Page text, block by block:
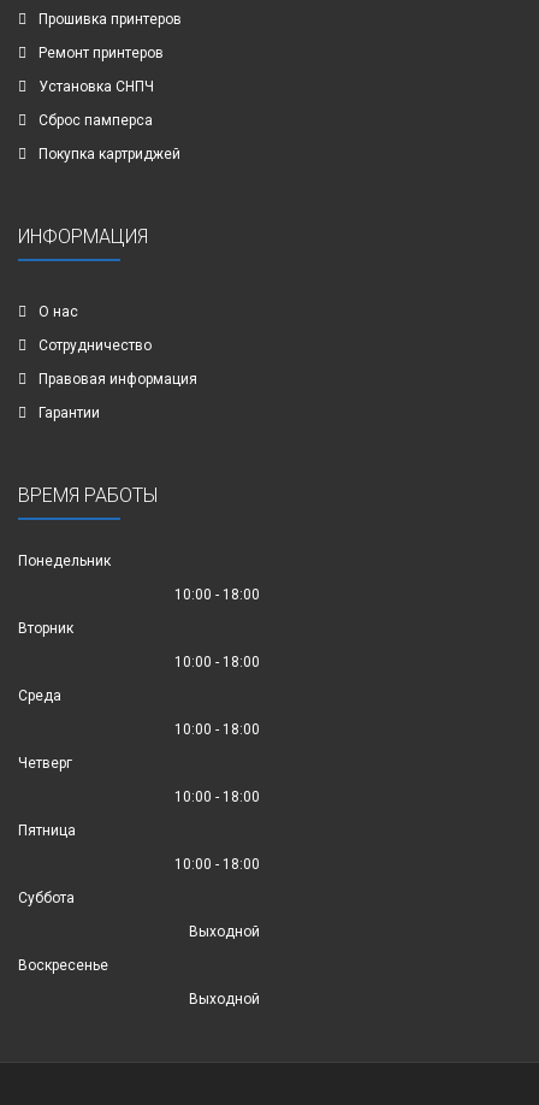
Прошивка принтеров
Ремонт принтеров
Установка СНПЧ
Сброс памперса
Покупка картриджей
ИНФОРМАЦИЯ
О нас
Сотрудничество
Правовая информация
Гарантии
ВРЕМЯ РАБОТЫ
Понедельник
10:00 - 18:00
Вторник
10:00 - 18:00
Среда
10:00 - 18:00
Четверг
10:00 - 18:00
Пятница
10:00 - 18:00
Суббота
Выходной
Воскресенье
Выходной